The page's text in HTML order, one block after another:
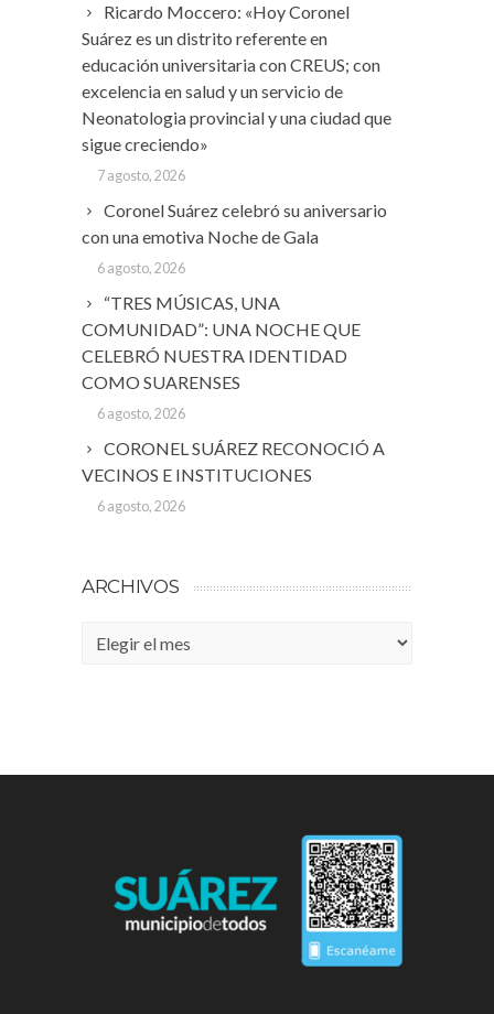
Ricardo Moccero: «Hoy Coronel
Suárez es un distrito referente en
educación universitaria con CREUS; con
excelencia en salud y un servicio de
Neonatologia provincial y una ciudad que
sigue creciendo»
7 agosto, 2026
Coronel Suárez celebró su aniversario
con una emotiva Noche de Gala
6 agosto, 2026
“TRES MÚSICAS, UNA
COMUNIDAD”: UNA NOCHE QUE
CELEBRÓ NUESTRA IDENTIDAD
COMO SUARENSES
6 agosto, 2026
CORONEL SUÁREZ RECONOCIÓ A
VECINOS E INSTITUCIONES
6 agosto, 2026
ARCHIVOS
Archivos